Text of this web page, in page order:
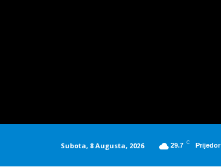
Subota, 8 Augusta, 2026 29.7 C Prijedor